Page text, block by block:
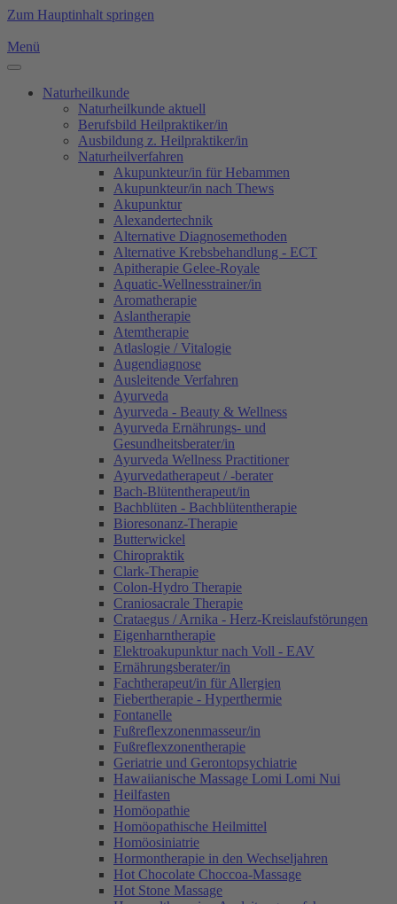
Zum Hauptinhalt springen
Menü
Naturheilkunde
Naturheilkunde aktuell
Berufsbild Heilpraktiker/in
Ausbildung z. Heilpraktiker/in
Naturheilverfahren
Akupunkteur/in für Hebammen
Akupunkteur/in nach Thews
Akupunktur
Alexandertechnik
Alternative Diagnosemethoden
Alternative Krebsbehandlung - ECT
Apitherapie Gelee-Royale
Aquatic-Wellnesstrainer/in
Aromatherapie
Aslantherapie
Atemtherapie
Atlaslogie / Vitalogie
Augendiagnose
Ausleitende Verfahren
Ayurveda
Ayurveda - Beauty & Wellness
Ayurveda Ernährungs- und
Gesundheitsberater/in
Ayurveda Wellness Practitioner
Ayurvedatherapeut / -berater
Bach-Blütentherapeut/in
Bachblüten - Bachblütentherapie
Bioresonanz-Therapie
Butterwickel
Chiropraktik
Clark-Therapie
Colon-Hydro Therapie
Craniosacrale Therapie
Crataegus / Arnika - Herz-Kreislaufstörungen
Eigenharntherapie
Elektroakupunktur nach Voll - EAV
Ernährungsberater/in
Fachtherapeut/in für Allergien
Fiebertherapie - Hyperthermie
Fontanelle
Fußreflexzonenmasseur/in
Fußreflexzonentherapie
Geriatrie und Gerontopsychiatrie
Hawaiianische Massage Lomi Lomi Nui
Heilfasten
Homöopathie
Homöopathische Heilmittel
Homöosiniatrie
Hormontherapie in den Wechseljahren
Hot Chocolate Choccoa-Massage
Hot Stone Massage